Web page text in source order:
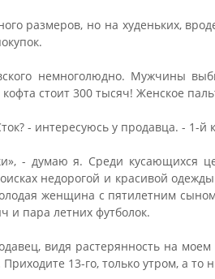
размеров, но на худеньких,
немноголюдно. Мужчины
стоит 300 тысяч! Женское
- интересуюсь у продавца. - 1-й
- думаю я. Среди кусающихся
недорогой и красивой
женщина с пятилетним
и пара летних футболок.
видя растерянность на
13-го, только утром, а то